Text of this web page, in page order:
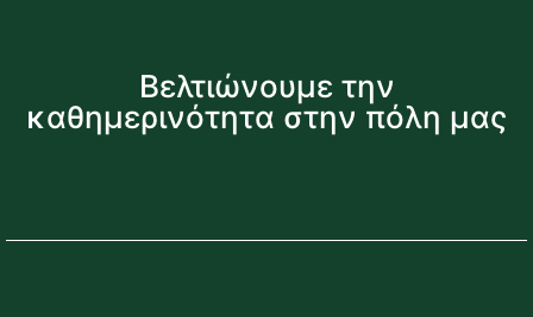
Βελτιώνουμε την
καθημερινότητα στην πόλη μας